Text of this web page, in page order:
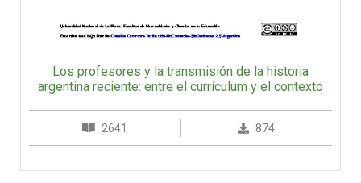
Los profesores y la transmisión de la historia
argentina reciente: entre el currículum y el contexto
2641 874